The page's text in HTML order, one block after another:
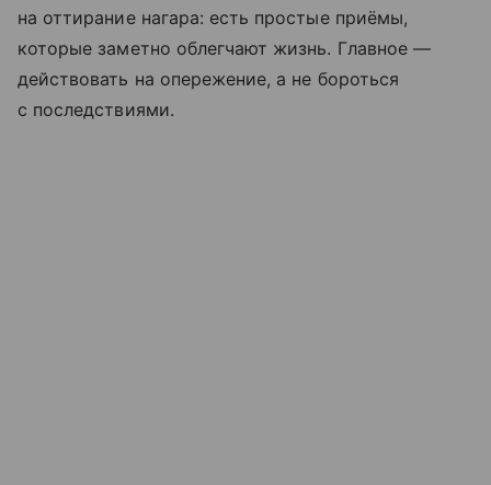
на оттирание нагара: есть простые приёмы,
которые заметно облегчают жизнь. Главное —
действовать на опережение, а не бороться
с последствиями.